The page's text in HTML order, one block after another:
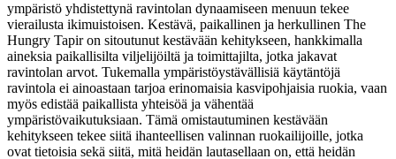
ympäristö yhdistettynä ravintolan dynaamiseen menuun tekee
vierailusta ikimuistoisen. Kestävä, paikallinen ja herkullinen The
Hungry Tapir on sitoutunut kestävään kehitykseen, hankkimalla
aineksia paikallisilta viljelijöiltä ja toimittajilta, jotka jakavat
ravintolan arvot. Tukemalla ympäristöystävällisiä käytäntöjä
ravintola ei ainoastaan tarjoa erinomaisia kasvipohjaisia ruokia, vaan
myös edistää paikallista yhteisöä ja vähentää
ympäristövaikutuksiaan. Tämä omistautuminen kestävään
kehitykseen tekee siitä ihanteellisen valinnan ruokailijoille, jotka
ovat tietoisia sekä siitä, mitä heidän lautasellaan on, että heidän